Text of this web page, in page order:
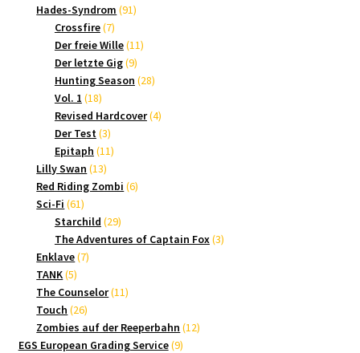
Produkte
Hades-Syndrom 9191
Crossfire 77
Produkte
Der freie Wille 1111
Der letzte Gig 99
Produkte
Hunting Season 2828
Vol. 1 1818
Produkte
Revised Hardcover 44
Der Test 33
Produkte
Epitaph 1111
Lilly Swan 1313
Produkte
Red Riding Zombi 66
Sci-Fi 6161
Produkte
Starchild 2929
Produkte
The Adventures of Captain Fox 33
Enklave 77
TANK 55
Produkte
The Counselor 1111
Touch 2626
Produkte
Zombies auf der Reeperbahn 1212
EGS European Grading Service 99